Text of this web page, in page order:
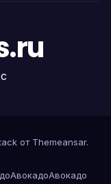
от Themeansar.
АвокадоАвокадо